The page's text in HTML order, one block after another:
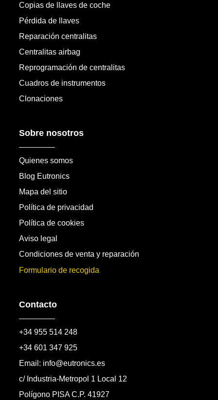
Copias de llaves de coche
Pérdida de llaves
Reparación centralitas
Centralitas airbag
Reprogramación de centralitas
Cuadros de instrumentos
Clonaciones
Sobre nosotros
Quienes somos
Blog Eutronics
Mapa del sitio
Política de privacidad
Política de cookies
Aviso legal
Condiciones de venta y reparación
Formulario de recogida
Contacto
+34 955 514 248
+34 601 347 925
Email: info@eutronics.es
c/ Industria-Metropol 1 Local 12
Polígono PISA C.P. 41927